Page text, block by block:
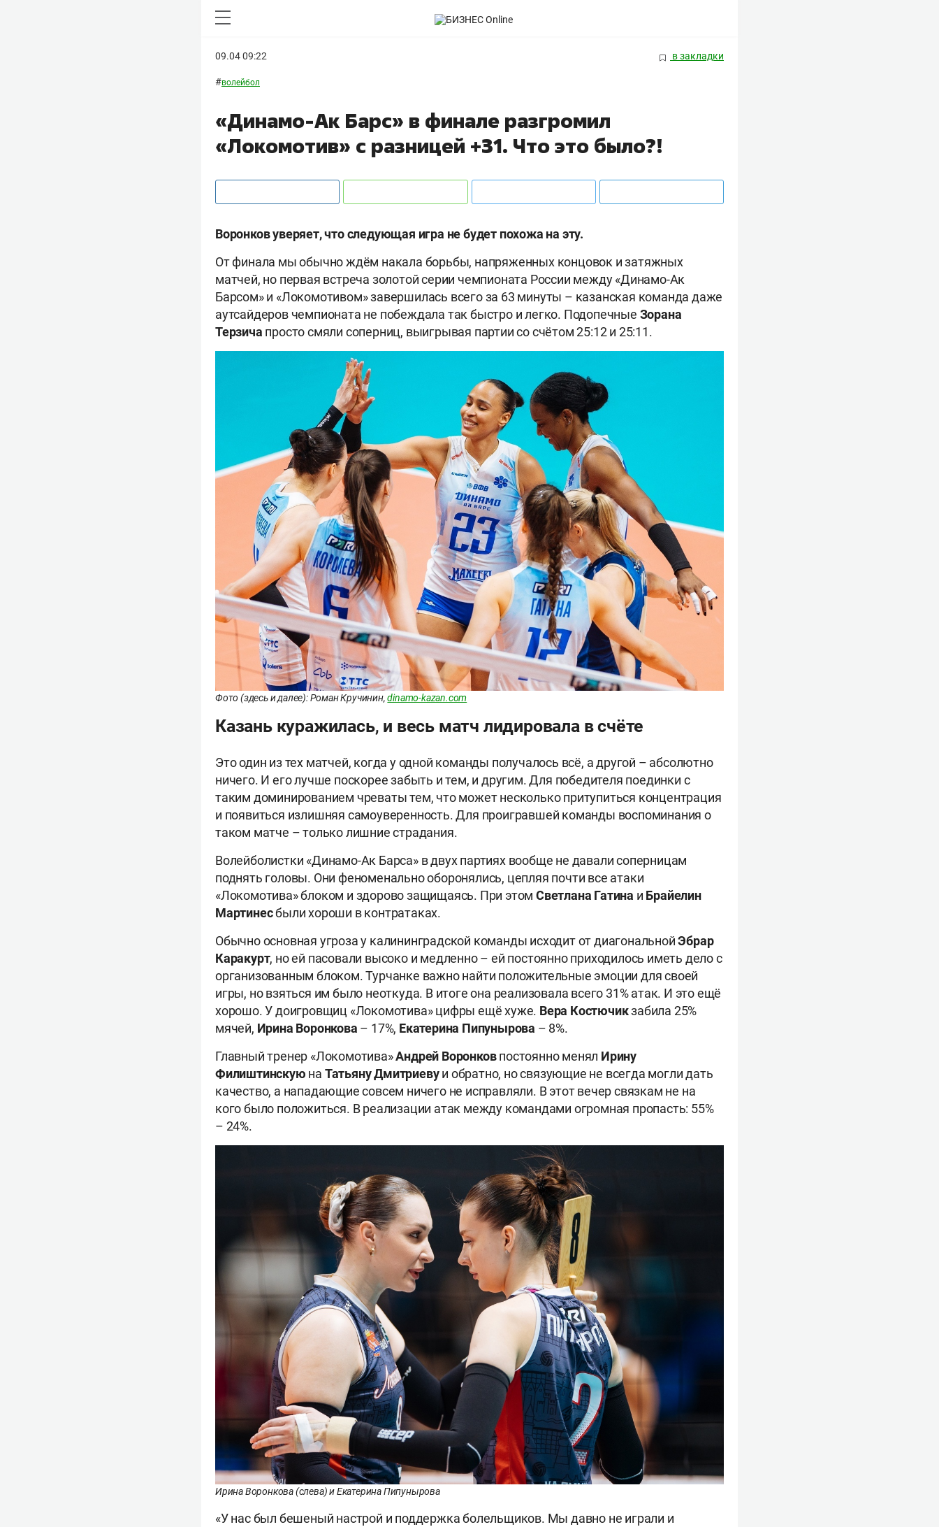
09.04 09:22 в закладки
#волейбол
«Динамо-Ак Барс» в финале разгромил
«Локомотив» с разницей +31. Что это было?!
Воронков уверяет, что следующая игра не будет похожа на эту.
От финала мы обычно ждём накала борьбы, напряженных концовок и затяжных
матчей, но первая встреча золотой серии чемпионата России между «Динамо-Ак
Барсом» и «Локомотивом» завершилась всего за 63 минуты – казанская команда даже
аутсайдеров чемпионата не побеждала так быстро и легко. Подопечные Зорана
Терзича просто смяли соперниц, выигрывая партии со счётом 25:12 и 25:11.
Фото (здесь и далее): Роман Кручинин,dinamo-kazan.com
Казань куражилась, и весь матч лидировала в счёте
Это один из тех матчей, когда у одной команды получалось всё, а другой – абсолютно
ничего. И его лучше поскорее забыть и тем, и другим. Для победителя поединки с
таким доминированием чреваты тем, что может несколько притупиться концентрация
и появиться излишняя самоуверенность. Для проигравшей команды воспоминания о
таком матче – только лишние страдания.
Волейболистки «Динамо-Ак Барса» в двух партиях вообще не давали соперницам
поднять головы. Они феноменально оборонялись, цепляя почти все атаки
«Локомотива» блоком и здорово защищаясь. При этом Светлана Гатина и Брайелин
Мартинесбыли хороши в контратаках.
Обычно основная угроза у калининградской команды исходит от диагональнойЭбрар
Каракурт, но ей пасовали высоко и медленно – ей постоянно приходилось иметь дело с
организованным блоком. Турчанке важно найти положительные эмоции для своей
игры, но взяться им было неоткуда. В итоге она реализовала всего 31% атак. И это ещё
хорошо. У доигровщиц «Локомотива» цифры ещё хуже. Вера Костючикзабила 25%
мячей, Ирина Воронкова – 17%, Екатерина Пипунырова – 8%.
Главный тренер «Локомотива»Андрей Воронковпостоянно менял Ирину
Филиштинскую на Татьяну Дмитриевуи обратно, но связующие не всегда могли дать
качество, а нападающие совсем ничего не исправляли. В этот вечер связкам не на
кого было положиться. В реализации атак между командами огромная пропасть: 55%
– 24%.
Ирина Воронкова (слева) и Екатерина Пипунырова
«У нас был бешеный настрой и поддержка болельщиков. Мы давно не играли и